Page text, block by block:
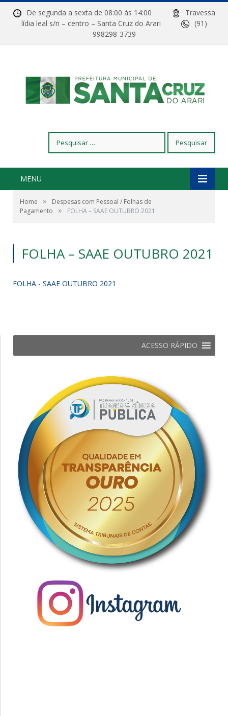
De segunda a sexta de 08:00 às 14:00
Travessa
lídia leal s/n – centro – Santa Cruz do Arari
(91)
998298-3739
por:
MENU
Home »
Despesas com Pessoal / Folhas de
Pagamento
» FOLHA – SAAE OUTUBRO 2021
FOLHA – SAAE OUTUBRO 2021
FOLHA - SAAE OUTUBRO 2021
ACESSO RÁPIDO